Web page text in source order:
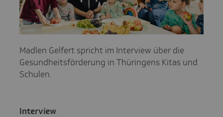
Madlen Gelfert spricht im Interview über die
Gesundheitsförderung in Thüringens Kitas und
Schulen.
Inter­view